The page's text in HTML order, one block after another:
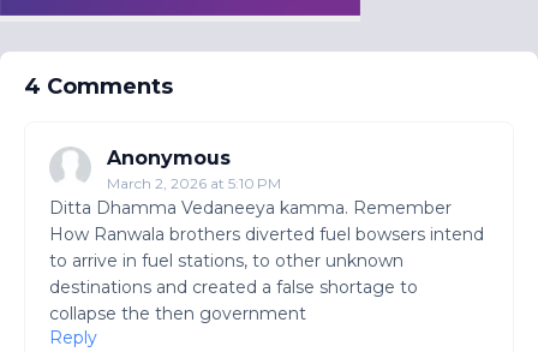
4 Comments
Anonymous
March 2, 2026 at 5:10 PM
Ditta Dhamma Vedaneeya kamma. Remember
How Ranwala brothers diverted fuel bowsers intend
to arrive in fuel stations, to other unknown
destinations and created a false shortage to
collapse the then government
Reply